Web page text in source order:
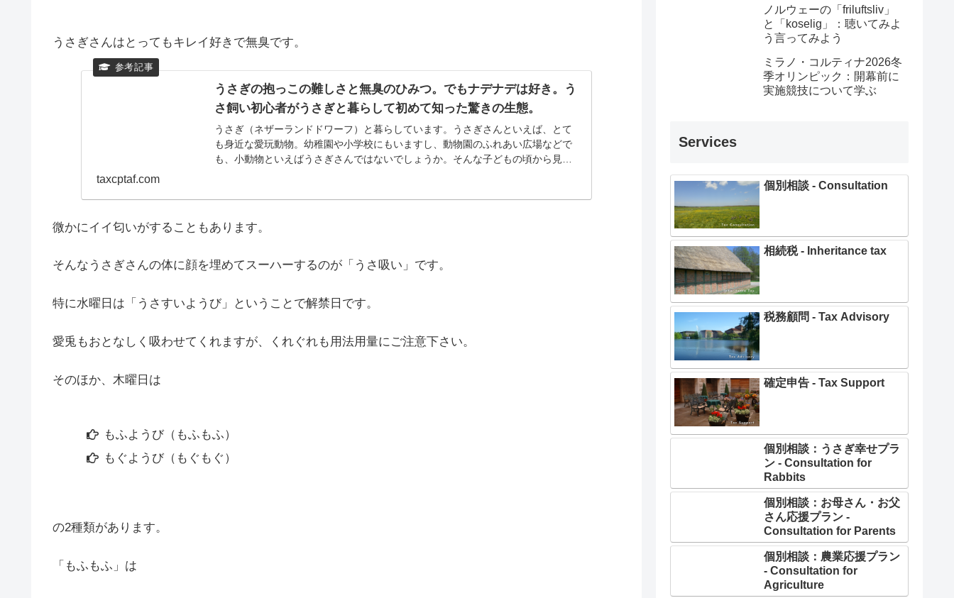
うさぎさんはとってもキレイ好きで無臭です。
うさぎの抱っこの難しさと無臭のひみつ。でもナデナデは好き。う
さ飼い初心者がうさぎと暮らして初めて知った驚きの生態。
うさぎ（ネザーランドドワーフ）と暮らしています。うさぎさんといえば、とて
も身近な愛玩動物。幼稚園や小学校にもいますし、動物園のふれあい広場などで
も、小動物といえばうさぎさんではないでしょうか。そんな子どもの頃から見慣
taxcptaf.com
微かにイイ匂いがすることもあります。
そんなうさぎさんの体に顔を埋めてスーハーするのが「うさ吸い」です。
特に水曜日は「うさすいようび」ということで解禁日です。
愛兎もおとなしく吸わせてくれますが、くれぐれも用法用量にご注意下さい。
そのほか、木曜日は
もふようび（もふもふ）
もぐようび（もぐもぐ）
の2種類があります。
「もふもふ」は
ノルウェーの「friluftsliv」
と「koselig」：聴いてみよ
う言ってみよう
ミラノ・コルティナ2026冬
季オリンピック：開幕前に
実施競技について学ぶ
Services
個別相談 - Consultation
相続税 - Inheritance tax
税務顧問 - Tax Advisory
確定申告 - Tax Support
個別相談：うさぎ幸せプラ
ン - Consultation for
Rabbits
個別相談：お母さん・お父
さん応援プラン -
Consultation for Parents
個別相談：農業応援プラン
- Consultation for
Agriculture